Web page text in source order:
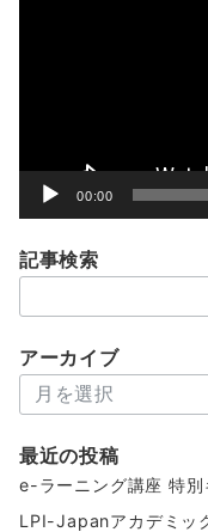
00:00
記事検索
索：
アーカイブ
ー
イ
ブ
最近の投稿
e-ラーニング講座 特
LPI-Japanアカデミッ